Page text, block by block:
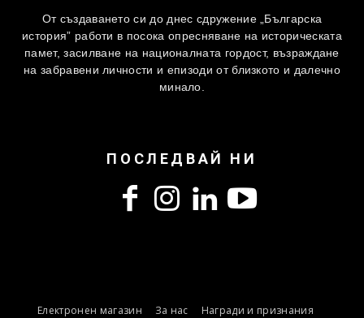
От създаването си до днес сдружение „Българска
история” работи в посока опресняване на историческата
памет, засилване на националната гордост, възраждане
на забравени личности и епизоди от близкото и далечно
минало.
ПОСЛЕДВАЙ НИ
Електронен магазин За нас Награди и признания